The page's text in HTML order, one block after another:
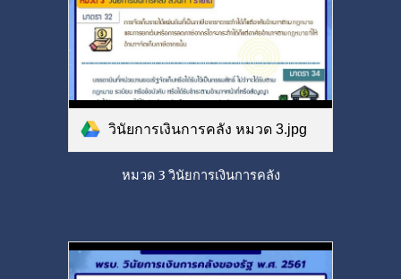
วินัยการเงินการคลัง หมวด 3.jpg
หมวด 3 วินัยการเงินการคลัง